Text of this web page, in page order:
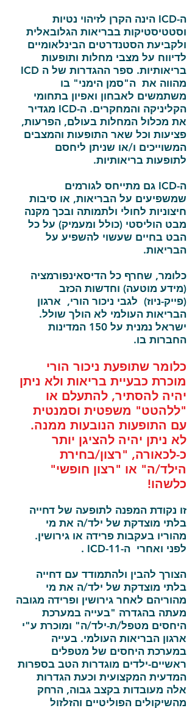
ה-ICD הינה הקרן לזיהוי נטיות
וסטטיסטיקות בבריאות הגלובאלית
ולקביעת הסטנדרטים הבינלאומיים
לדיווח על מצבי מחלות ותופעות
בריאותיות. ספר ההגדרות של ה ICD
מהווה את ה"סמן הימני" בו
משתמשים לאבחון ואפיון בתחומי
הקליניקה והמחקרים. ה-ICD מגדיר
את מכלול המחלות בעולם, הפרעות,
פציעות וכל שאר התופעות והמצבים
המשוייכים ו/או שניתן ליחסם
לתופעות בריאותיות.
ה-ICD גם מתייחס לגורמים
שמשפיעים על הבריאות, או סיבות
חיצוניות לחולי ולתמותה ובכך מקנה
מבט הוליסטי (כולל ומעמיק) על כל
הבט בחיים שעשוי להשפיע על
הבריאות.
כלומר, שחרף כל הדיסאינפורמציה
(מידע מוטעה) וחדשות הכזב
(פייק-ניוז) לגבי ניכור הורי, ארגון
הבריאות העולמי לא הולך שולל.
ישראל נמנית על 150 המדינות
החברות בו.
כלומר שתופעת ניכור הורי
מוכרת כבעיית בריאות ולא ניתן
יהיה להסתיר, להתעלם או
"ללהטט" משפטית וסמנטית
עם התופעות הנובעות ממנה.
לא ניתן יהיה להציגן יותר
כ-לכאורה, "רצון/בחירת
הילד/ה" או "רצון חופשי"
כלשהו!
זו נקודת המפנה לתופעה של דחייה
בלתי מוצדקת של ילד/ה את מי
מהוריו בעקבות פרידה או גירושין.
לפני ואחרי ה-ICD-11 .
הצורך להבין ולהתמודד עם דחייה
בלתי מוצדקת של ילד/ה את מי
מהוריהם לאחר גירושין ופרידה מגובה
מעתה בהגדרה "בעייה במערכת
היחסים מטפל/ת-ילד/ה" ומוכרת ע"י
ארגון הבריאות העולמי. בעייה
במערכת היחסים של מטפלים
ראשיים-ילדים מוגדרות הטב בספרות
המדעית המקצועית וכעת הגדרות
אלה מעובדות בקצב גבוה, הרחק
מהשיקולים הפוליטיים והזלזול